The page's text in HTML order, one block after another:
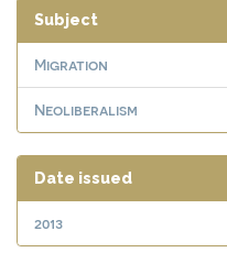
Subject
Migration
Neoliberalism
Date issued
2013